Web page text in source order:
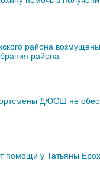
района
района
ДЮСШ не
помощи у Татьяны